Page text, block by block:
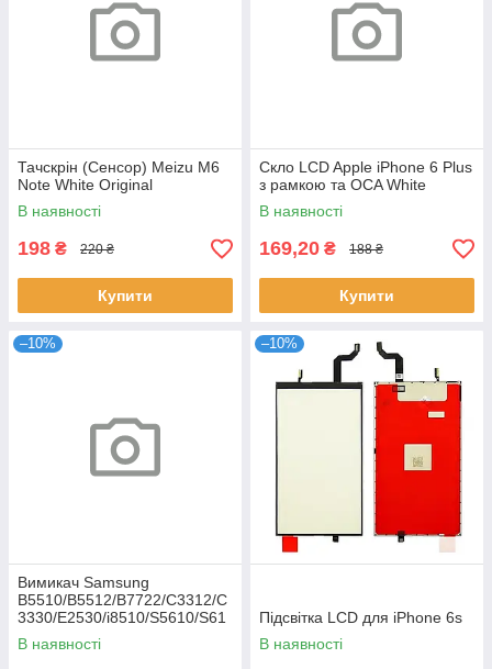
Тачскрін (Сенсор) Meizu M6
Note White Original
В наявності
198 ₴ 220 ₴
Купити
Скло LCD Apple iPhone 6 Plus
з рамкою та OCA White
В наявності
169,20 ₴ 188 ₴
Купити
–10%
Вимикач Samsung
B5510/B5512/B7722/C3312/C
3330/E2530/i8510/S5610/S61
02
В наявності
–10%
Підсвітка LCD для iPhone 6s
В наявності